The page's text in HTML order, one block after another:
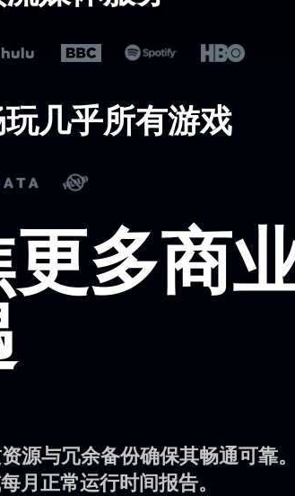
几乎所有游戏
多商
源与冗余备份确保其畅通可靠。
月正常运行时间报告。